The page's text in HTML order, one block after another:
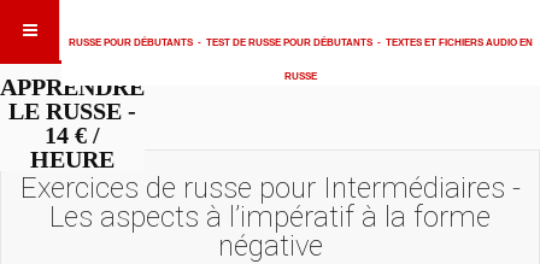
RUSSE POUR DÉBUTANTS - TEST DE RUSSE POUR DÉBUTANTS - TEXTES ET FICHIERS AUDIO EN
RUSSE
APPRENDRE
LE RUSSE -
14 € /
HEURE
Exercices de russe pour Intermédiaires -
Les aspects à l’impératif à la forme
négative